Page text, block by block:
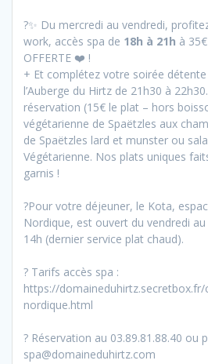
?✨ Du mercredi au vendredi,
work, accès spa de 18h à 21h à
OFFERTE ❤️ !
+ Et complétez votre soirée
l’Auberge du Hirtz de 21h30 à
réservation (15€ le plat – hors
végétarienne de Spaëtzles aux
de Spaëtzles lard et munster ou
Végétarienne. Nos plats uniques
garnis !
?Pour votre déjeuner, le Kota,
Nordique, est ouvert du vendredi
14h (dernier service plat chaud).
? Tarifs accès spa :
https://
nordique.html
? Réservation au 03.89.81.88.40 ou
spa@domaineduhirtz.com